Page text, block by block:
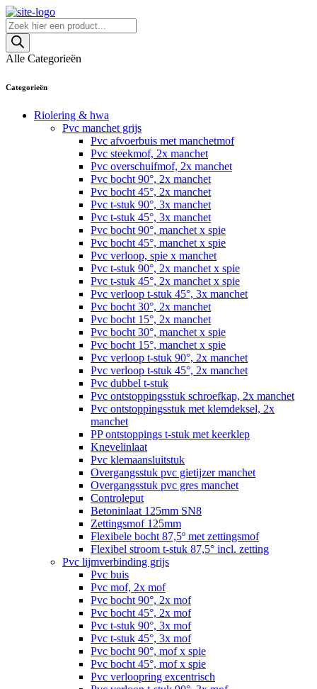
Skip
to
content
Producten
zoeken
Alle Categorieën
Categorieën
Riolering & hwa
Pvc manchet grijs
Pvc afvoerbuis met manchetmof
Pvc steekmof, 2x manchet
Pvc overschuifmof, 2x manchet
Pvc bocht 90°, 2x manchet
Pvc bocht 45°, 2x manchet
Pvc t-stuk 90°, 3x manchet
Pvc t-stuk 45°, 3x manchet
Pvc bocht 90°, manchet x spie
Pvc bocht 45°, manchet x spie
Pvc verloop, spie x manchet
Pvc t-stuk 90°, 2x manchet x spie
Pvc t-stuk 45°, 2x manchet x spie
Pvc verloop t-stuk 45°, 3x manchet
Pvc bocht 30°, 2x manchet
Pvc bocht 15°, 2x manchet
Pvc bocht 30°, manchet x spie
Pvc bocht 15°, manchet x spie
Pvc verloop t-stuk 90°, 2x manchet
Pvc verloop t-stuk 45°, 2x manchet
Pvc dubbel t-stuk
Pvc ontstoppingsstuk schroefkap, 2x manchet
Pvc ontstoppingsstuk met klemdeksel, 2x
manchet
PP ontstoppings t-stuk met keerklep
Knevelinlaat
Pvc klemaansluitstuk
Overgangsstuk pvc gietijzer manchet
Overgangsstuk pvc gres manchet
Controleput
Betoninlaat 125mm SN8
Zettingsmof 125mm
Flexibele bocht 87,5º met zettingsmof
Flexibel stroom t-stuk 87,5° incl. zetting
Pvc lijmverbinding grijs
Pvc buis
Pvc mof, 2x mof
Pvc bocht 90°, 2x mof
Pvc bocht 45°, 2x mof
Pvc t-stuk 90°, 3x mof
Pvc t-stuk 45°, 3x mof
Pvc bocht 90°, mof x spie
Pvc bocht 45°, mof x spie
Pvc verloopring excentrisch